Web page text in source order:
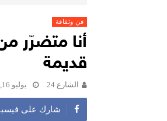
فن وثقافة
أنا متضرّر
قديمة
الشارع 24 يوليو 16, 2023
شارك على